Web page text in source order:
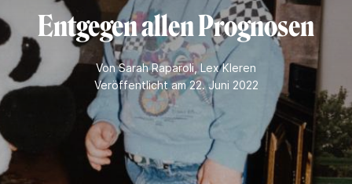
Entgegen allen Prognosen
VonSarah Raparoli,Lex Kleren
Veröffentlicht am 22. Juni 2022